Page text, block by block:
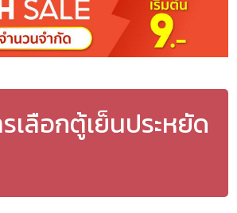
เลือกตู้เย็นประหยัด